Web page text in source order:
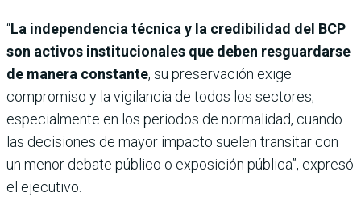
“La independencia técnica y la credibilidad del BCP
son activos institucionales que deben resguardarse
de manera constante, su preservación exige
compromiso y la vigilancia de todos los sectores,
especialmente en los periodos de normalidad, cuando
las decisiones de mayor impacto suelen transitar con
un menor debate público o exposición pública”, expresó
el ejecutivo.